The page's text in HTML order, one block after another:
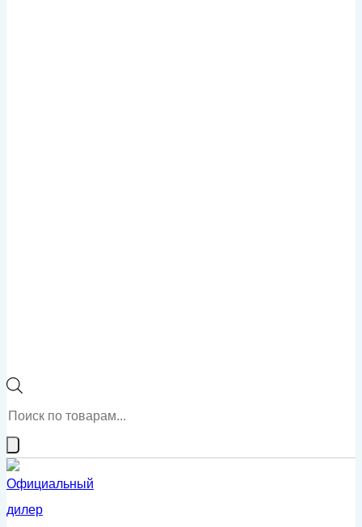
Поиск
товаров